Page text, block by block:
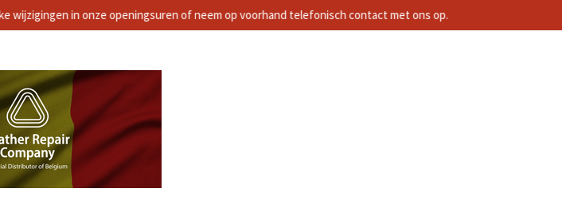
wijzigingen in onze openingsuren of neem op voorhand telefonisch contact met ons op.